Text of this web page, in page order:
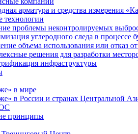
арматура и средства измерения
технологии
проблемы неконтролируемых
углеродного следа в процессе
объема использования или отказ
решения для разработки
инфраструктуры
в мире
в России и странах Центральной
принципы